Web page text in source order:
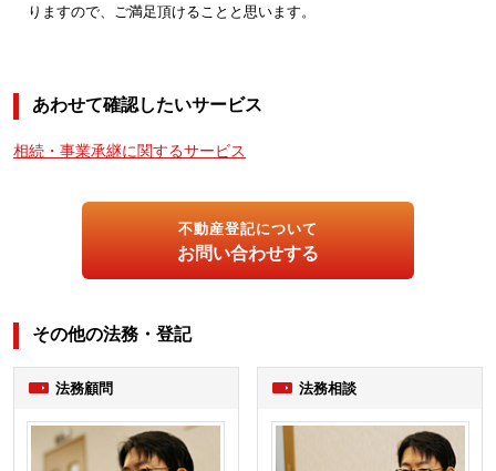
りますので、ご満足頂けることと思います。
あわせて確認したいサービス
相続・事業承継に関するサービス
不動産登記について
お問い合わせする
その他の法務・登記
法務顧問 法務相談